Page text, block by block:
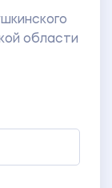
области